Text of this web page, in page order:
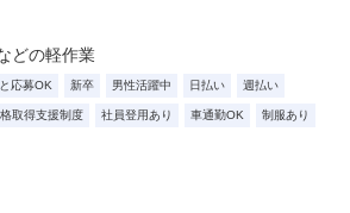
どの軽作業
応募OK 新卒 男性活躍中 日払い 週払い
取得支援制度 社員登用あり 車通勤OK 制服あり